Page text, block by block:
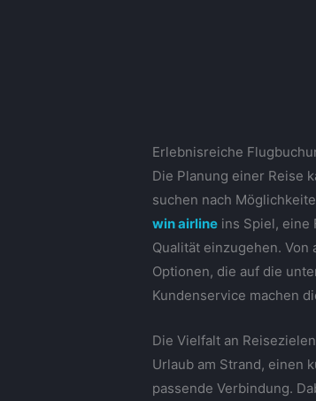
Erlebnisreiche
Die Planung einer Reise
suchen nach
win airline ins Spiel, eine
Qualität einzugehen.
Optionen, die auf die
Kundenservice machen
Die Vielfalt an
Urlaub am Strand, einen
passende Verbindung.